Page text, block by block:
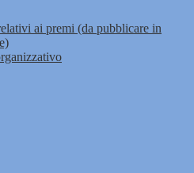
ai premi (da pubblicare in